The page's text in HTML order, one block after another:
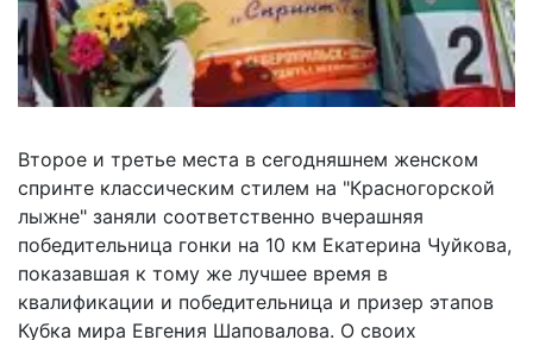
Второе и третье места в сегодняшнем женском
спринте классическим стилем на "Красногорской
лыжне" заняли соответственно вчерашняя
победительница гонки на 10 км Екатерина Чуйкова,
показавшая к тому же лучшее время в
квалификации и победительница и призер этапов
Кубка мира Евгения Шаповалова. О своих